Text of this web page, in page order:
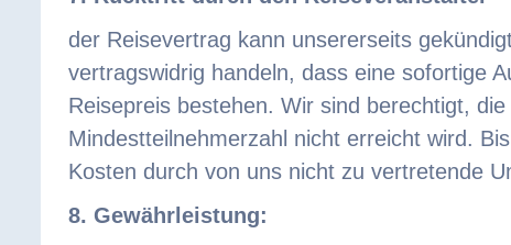
der Reisevertrag kann unsererseits
vertragswidrig handeln, dass eine sofortige
Reisepreis bestehen. Wir sind berechtigt,
Mindestteilnehmerzahl nicht erreicht wird.
Kosten durch von uns nicht zu vertretende
8. Gewährleistung: